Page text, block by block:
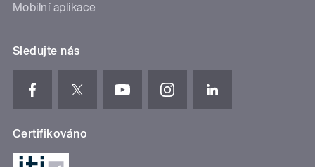
Mobilní aplikace
Sledujte nás
Certifikováno